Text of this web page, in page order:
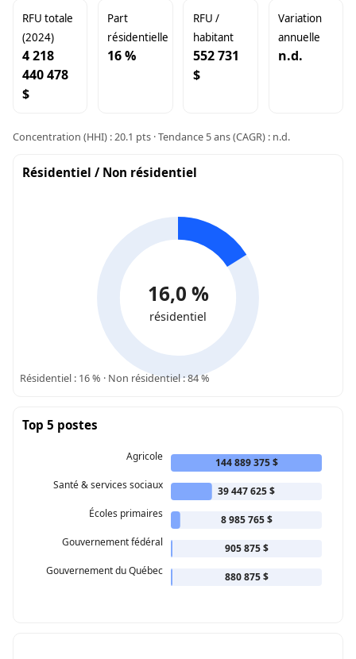
RFU totale
(2024)
4 218
440 478
$
Part
résidentielle
16 %
RFU /
habitant
552 731
$
Variation
annuelle
n.d.
Concentration (HHI) : 20.1 pts · Tendance 5 ans (CAGR) : n.d.
Résidentiel / Non résidentiel
16,0 %
résidentiel
Résidentiel : 16 % · Non résidentiel : 84 %
Top 5 postes
Agricole
144 889 375 $
Santé & services sociaux
39 447 625 $
Écoles primaires
8 985 765 $
Gouvernement fédéral
905 875 $
Gouvernement du Québec
880 875 $